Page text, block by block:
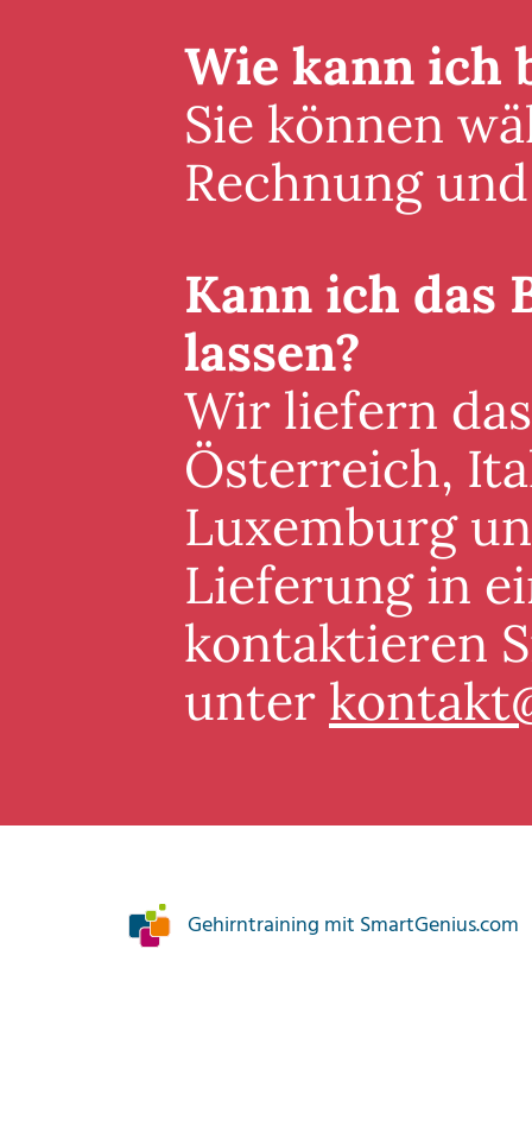
Wie kann ich
Sie können
Rechnung
Kann ich das
lassen?
Wir liefern
Österreich,
Luxemburg
Lieferung in
kontaktieren
unter
Gehirntraining mit SmartGenius.com